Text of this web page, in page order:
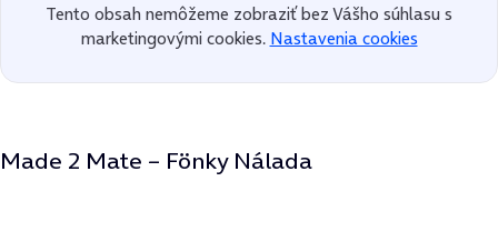
Tento obsah nemôžeme zobraziť bez Vášho súhlasu s
marketingovými cookies. Nastavenia cookies
Made 2 Mate – Fönky Nálada